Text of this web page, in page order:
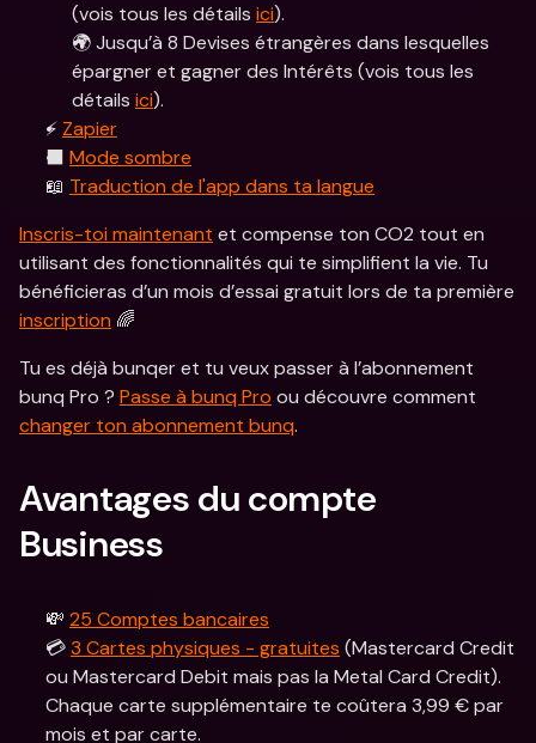
(vois tous les détails ici).
🌍 Jusqu’à 8 Devises étrangères dans lesquelles
épargner et gagner des Intérêts (vois tous les
détails ici).
⚡️ Zapier
⬛️ Mode sombre
📖 Traduction de l'app dans ta langue
Inscris-toi maintenant et compense ton CO2 tout en
utilisant des fonctionnalités qui te simplifient la vie. Tu
inscription 🌈
Tu es déjà bunqer et tu veux passer à l’abonnement
bunq Pro ? Passe à bunq Pro
changer ton abonnement bunq.
Avantages du compte
Business
💸 25 Comptes bancaires
💳 3 Cartes physiques - gratuites (Mastercard Credit
ou Mastercard Debit mais pas la Metal Card Credit).
Chaque carte supplémentaire te coûtera 3,99 € par
mois et par carte.